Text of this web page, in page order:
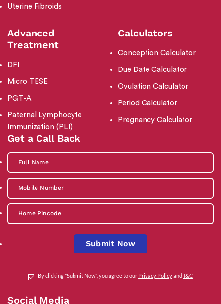
Uterine Fibroids
Advanced
Treatment
DFI
Micro TESE
PGT-A
Paternal Lymphocyte
Immunization (PLI)
Calculators
Conception Calculator
Due Date Calculator
Ovulation Calculator
Period Calculator
Pregnancy Calculator
Get a Call Back
Submit Now
By clicking "Submit Now", you agree to our Privacy PolicyandT&C
Social Media